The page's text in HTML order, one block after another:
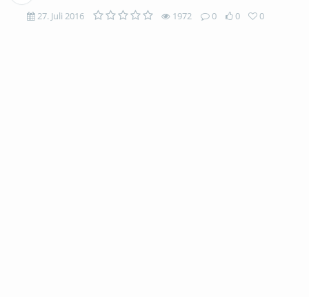
27. Juli 2016 1972 0 0 0